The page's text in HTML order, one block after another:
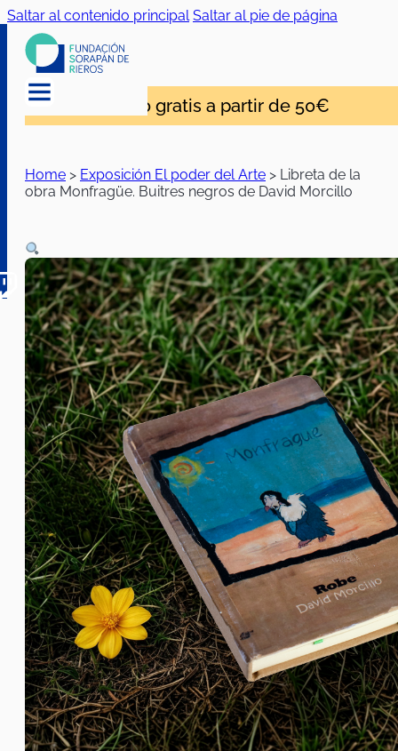
Saltar al contenido principal Saltar al pie de página
Envío gratis a partir de 50€
Home > Exposición El poder del Arte > Libreta de la
obra Monfragüe. Buitres negros de David Morcillo